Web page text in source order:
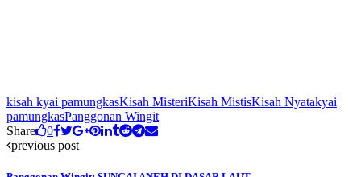
kisah kyai pamungkasKisah MisteriKisah MistisKisah Nyatakyai
pamungkasPanggonan Wingit
Share
0
previous post